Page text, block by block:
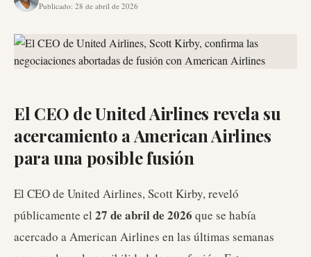
Publicado: 28 de abril de 2026
El CEO de United Airlines revela su
acercamiento a American Airlines
para una posible fusión
El CEO de United Airlines, Scott Kirby, reveló
públicamente el 27 de abril de 2026 que se había
acercado a American Airlines en las últimas semanas